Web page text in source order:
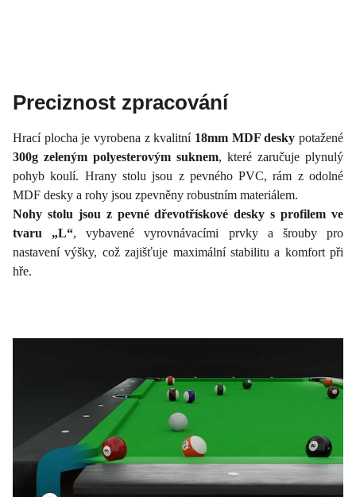
Preciznost zpracování
Hrací plocha je vyrobena z kvalitní 18mm MDF desky potažené
300g zeleným polyesterovým suknem, které zaručuje plynulý
pohyb koulí. Hrany stolu jsou z pevného PVC, rám z odolné
MDF desky a rohy jsou zpevněny robustním materiálem.
Nohy stolu jsou z pevné dřevotřískové desky s profilem ve
tvaru „L“, vybavené vyrovnávacími prvky a šrouby pro
nastavení výšky, což zajišťuje maximální stabilitu a komfort při
hře.